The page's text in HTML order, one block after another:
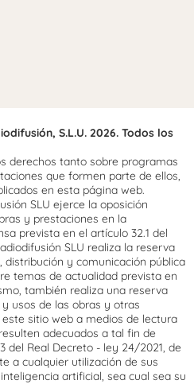
S.L.U. 2026. Todos los
derechos tanto sobre programas
que formen parte de ellos,
en esta página web.
SLU ejerce la oposición
y prestaciones en la
prevista en el artículo 32.1 del
SLU realiza la reserva
y comunicación pública
temas de actualidad prevista en
también realiza una reserva
usos de las obras y otras
sitio web a medios de lectura
adecuados a tal fin de
del Real Decreto - ley 24/2021, de
a cualquier utilización de sus
artificial, sea cual sea su